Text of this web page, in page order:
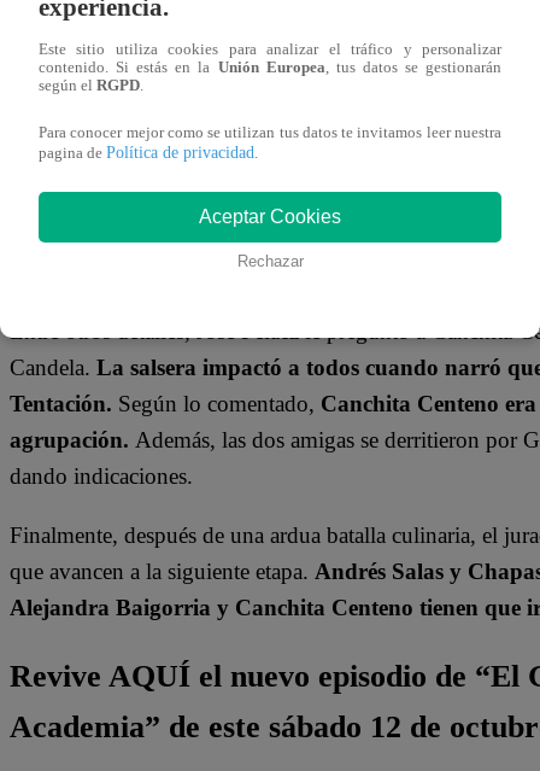
Por otro lado, los dos actores hicieron de las suyas
cavernícolas.
Entre otros detalles, José Peláez le preguntó a Canchita
Candela. La salsera impactó a todos cuando narró
Tentación. Según lo comentado, Canchita Centeno
agrupación. Además, las dos amigas se derritieron por
dando indicaciones.
Finalmente, después de una ardua batalla culinaria, el
que avancen a la siguiente etapa. Andrés Salas y
Alejandra Baigorria y Canchita Centeno tienen que
Revive AQUÍ el nuevo episodio de “El
Academia” de este sábado 12 de
experiencia.
Este sitio utiliza cookies para analizar el tráfico y personalizar
contenido. Si estás en la Unión Europea , tus datos se gestionarán
según el RGPD
Para conocer mejor como se utilizan tus datos te invitamos leer nuestra
pagina de Política de privacidad
Aceptar Cookies
Rechazar